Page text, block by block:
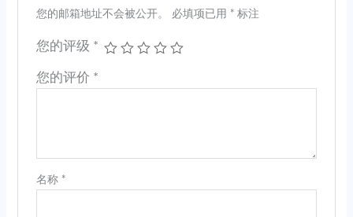
您的邮箱地址不会被公开。 必填项已用 *标注
您的评级 *
您的评价 *
名称 *